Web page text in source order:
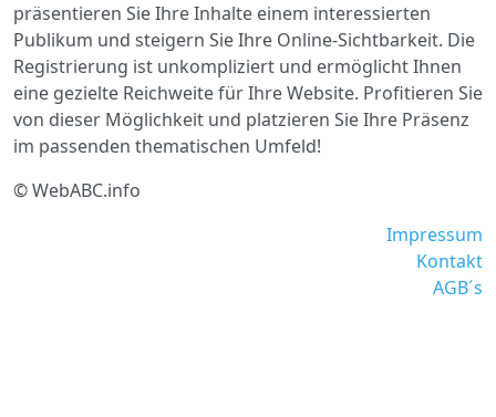
präsentieren Sie Ihre Inhalte einem interessierten
Publikum und steigern Sie Ihre Online-Sichtbarkeit. Die
Registrierung ist unkompliziert und ermöglicht Ihnen
eine gezielte Reichweite für Ihre Website. Profitieren Sie
von dieser Möglichkeit und platzieren Sie Ihre Präsenz
im passenden thematischen Umfeld!
© WebABC.info
Impressum
Kontakt
AGB´s